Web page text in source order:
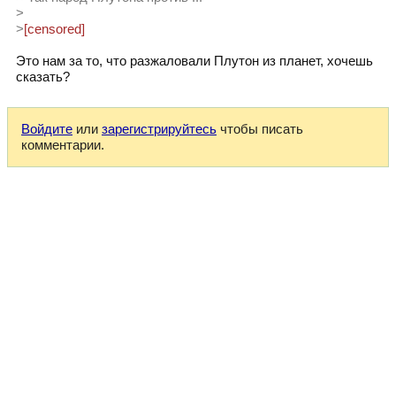
>
>[censored]
Это нам за то, что разжаловали Плутон из планет, хочешь
сказать?
Войдите или зарегистрируйтесь чтобы писать
комментарии.